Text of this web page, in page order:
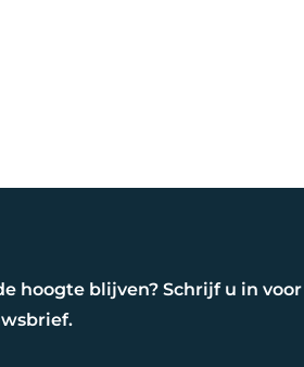
hoogte blijven? Schrijf u in voor